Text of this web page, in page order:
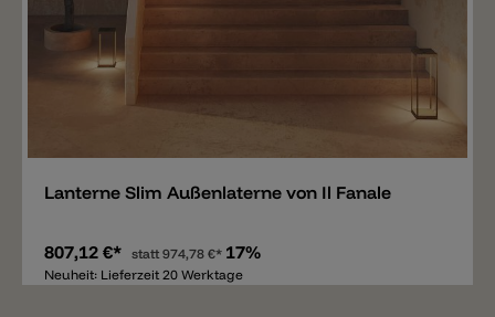
Lanterne Slim Außenlaterne von Il Fanale
807,12 €* statt974,78 €* 17%
Neuheit: Lieferzeit 20 Werktage